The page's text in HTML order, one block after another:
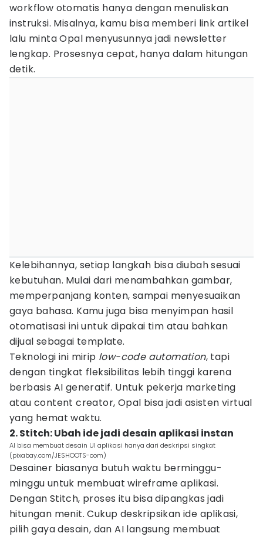
workflow otomatis hanya dengan menuliskan
instruksi. Misalnya, kamu bisa memberi link artikel
lalu minta Opal menyusunnya jadi newsletter
lengkap. Prosesnya cepat, hanya dalam hitungan
detik.
Kelebihannya, setiap langkah bisa diubah sesuai
kebutuhan. Mulai dari menambahkan gambar,
memperpanjang konten, sampai menyesuaikan
gaya bahasa. Kamu juga bisa menyimpan hasil
otomatisasi ini untuk dipakai tim atau bahkan
dijual sebagai template.
Teknologi ini mirip low-code automation, tapi
dengan tingkat fleksibilitas lebih tinggi karena
berbasis AI generatif. Untuk pekerja marketing
atau content creator, Opal bisa jadi asisten virtual
yang hemat waktu.
2. Stitch: Ubah ide jadi desain aplikasi instan
AI bisa membuat desain UI aplikasi hanya dari deskripsi singkat
(pixabay.com/JESHOOTS-com)
Desainer biasanya butuh waktu berminggu-
minggu untuk membuat wireframe aplikasi.
Dengan Stitch, proses itu bisa dipangkas jadi
hitungan menit. Cukup deskripsikan ide aplikasi,
pilih gaya desain, dan AI langsung membuat